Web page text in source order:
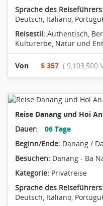
Sprache des
Deutsch, Italiano,
Reisestil: Authentisch,
Kulturerbe, Natur und
Von $ 357 ( 9,103,500
Reise Danang und Hoi An
Dauer:
06 Tage
Beginn/Ende: Danang /
Besuchen: Danang - Ba
Kategorie: Privatreise
Sprache des
Deutsch, Italiano,